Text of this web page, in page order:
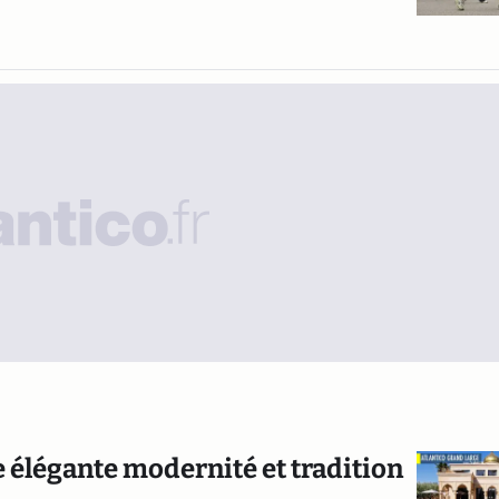
élégante modernité et tradition